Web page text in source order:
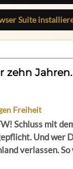
Suite
zehn
Freiheit
Schluss mit
Und wer
verlassen.